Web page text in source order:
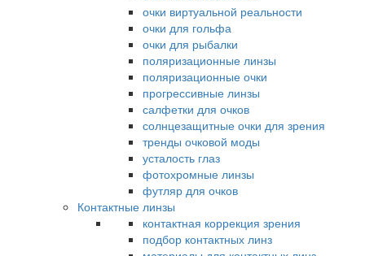
очки виртуальной реальности
очки для гольфа
очки для рыбалки
поляризационные линзы
поляризационные очки
прогрессивные линзы
салфетки для очков
солнцезащитные очки для зрения
тренды очковой моды
усталость глаз
фотохромные линзы
футляр для очков
Контактные линзы
контактная коррекция зрения
подбор контактных линз